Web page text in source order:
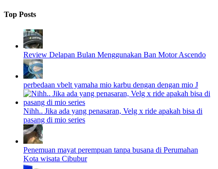
Top Posts
Review Delapan Bulan Menggunakan Ban Motor Ascendo
perbedaan vbelt yamaha mio karbu dengan dengan mio J
Nihh.. Jika ada yang penasaran, Velg x ride apakah bisa di
pasang di mio series
Penemuan mayat perempuan tanpa busana di Perumahan
Kota wisata Cibubur